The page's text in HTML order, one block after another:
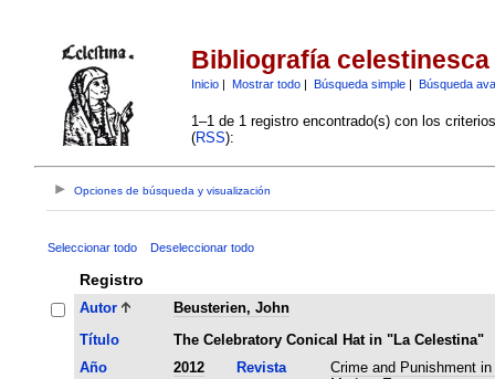
Bibliografía celestinesca
Inicio| Mostrar todo| Búsqueda simple| Búsqueda
1–1 de 1 registro encontrado(s) con los
(RSS):
Opciones de búsqueda y visualización
Seleccionar todo Deseleccionar todo
Registro
Autor
Beusterien, John
Título
The Celebratory Conical Hat in "La Celestina"
Año
2012 Revista
Crime and Punishment